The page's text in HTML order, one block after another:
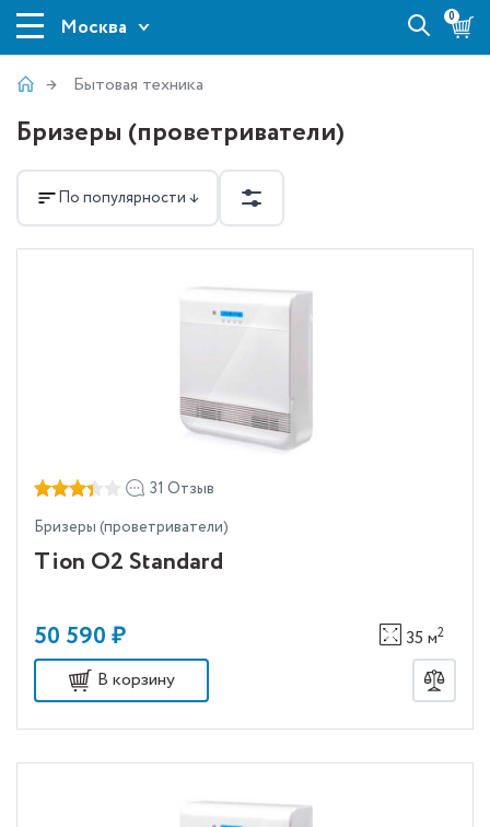
Москва 0
Бытовая техника
Бризеры (проветриватели)
По популярности ↓
31 Отзыв
Бризеры (проветриватели)
Tion О2 Standard
50 590 ₽ 35 м2
В корзину